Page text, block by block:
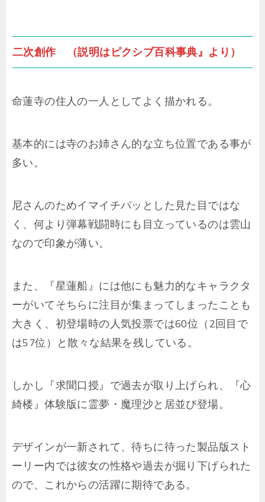
二次創作 （説明はピクシブ百科事典』より）
命蓮寺の住人の一人としてよく描かれる。
基本的には寺のお姉さん的な立ち位置である事が
多い。
尼さんのためイマイチパッとした見た目ではな
く、何より弾幕戦闘時にも目立っているのは雲山
なので印象が薄い。
また、『星蓮船』には他にも魅力的なキャラクタ
ーがいてそちらに注目が集まってしまったことも
大きく、初登場時の人気投票では60位（2回目で
は57位）と散々な結果を残している。
しかし『求聞口授』で過去が取り上げられ、『心
綺楼』体験版に霊夢・魔理沙と居並び登場。
デザインが一新されて、待ちに待った製品版スト
ーリー内では彼女の性格や過去が掘り下げられた
ので、これからの活躍に期待である。